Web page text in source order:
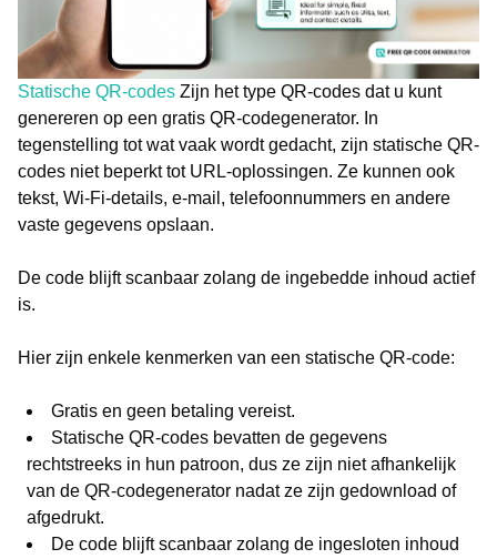
Statische QR-codes Zijn het type QR-codes dat u kunt
genereren op een gratis QR-codegenerator. In
tegenstelling tot wat vaak wordt gedacht, zijn statische QR-
codes niet beperkt tot URL-oplossingen. Ze kunnen ook
tekst, Wi-Fi-details, e-mail, telefoonnummers en andere
vaste gegevens opslaan.
De code blijft scanbaar zolang de ingebedde inhoud actief
is.
Hier zijn enkele kenmerken van een statische QR-code:
Gratis en geen betaling vereist.
Statische QR-codes bevatten de gegevens
rechtstreeks in hun patroon, dus ze zijn niet afhankelijk
van de QR-codegenerator nadat ze zijn gedownload of
afgedrukt.
De code blijft scanbaar zolang de ingesloten inhoud